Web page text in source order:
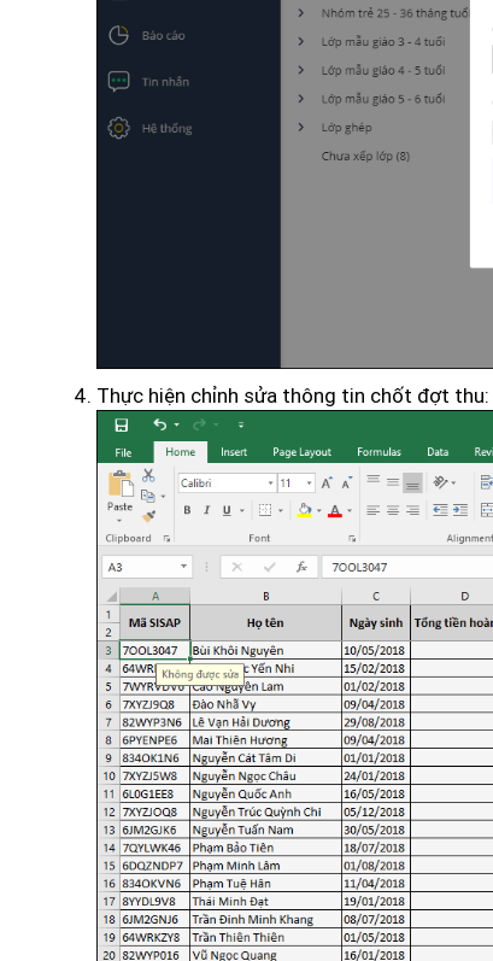
Thực hiện chỉnh sửa thông tin chốt đợt thu: